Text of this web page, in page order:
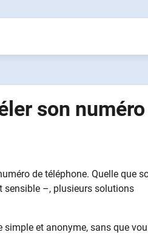
son numéro
de téléphone. Quelle que
sensible –, plusieurs solutions
simple et anonyme, sans que